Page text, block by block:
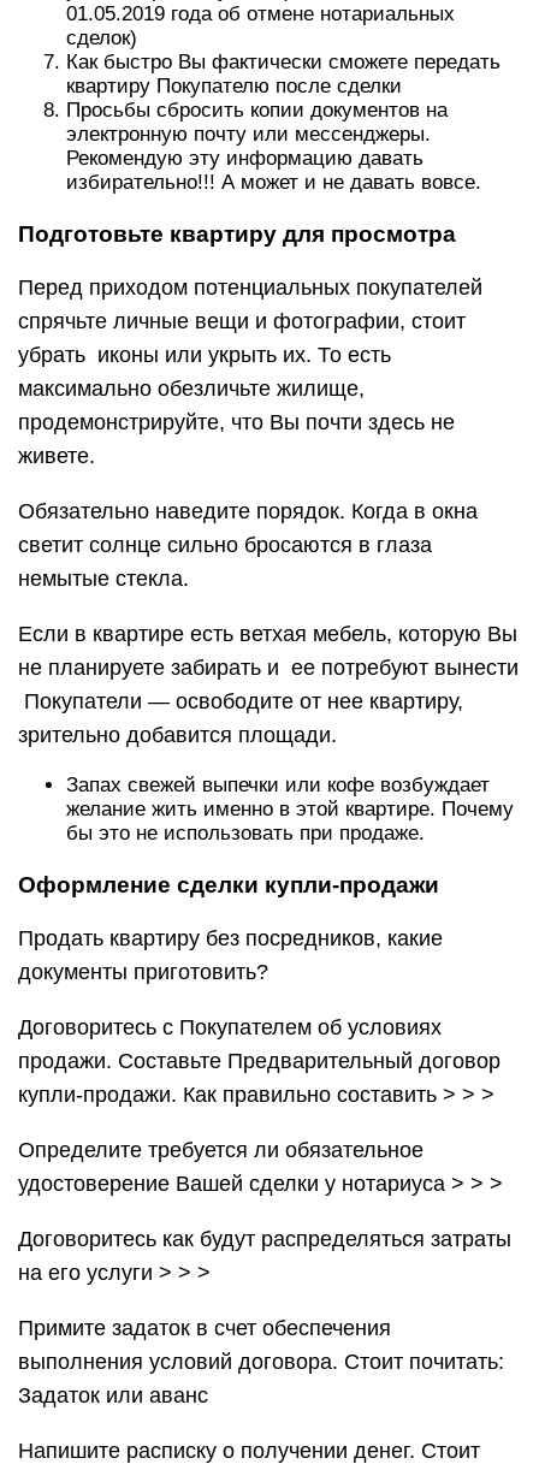
01.05.2019 года об отмене нотариальных
сделок)
Как быстро Вы фактически сможете передать
квартиру Покупателю после сделки
Просьбы сбросить копии документов на
электронную почту или мессенджеры.
Рекомендую эту информацию давать
избирательно!!! А может и не давать вовсе.
Подготовьте квартиру для просмотра
Перед приходом потенциальных покупателей
спрячьте личные вещи и фотографии, стоит
убрать иконы или укрыть их. То есть
максимально обезличьте жилище,
продемонстрируйте, что Вы почти здесь не
живете.
Обязательно наведите порядок. Когда в окна
светит солнце сильно бросаются в глаза
немытые стекла.
Если в квартире есть ветхая мебель, которую Вы
не планируете забирать и ее потребуют вынести
Покупатели — освободите от нее квартиру,
зрительно добавится площади.
Запах свежей выпечки или кофе возбуждает
желание жить именно в этой квартире. Почему
бы это не использовать при продаже.
Оформление сделки купли-продажи
Продать квартиру без посредников, какие
документы приготовить?
Договоритесь с Покупателем об условиях
продажи. Составьте Предварительный договор
купли-продажи. Как правильно составить > > >
Определите требуется ли обязательное
удостоверение Вашей сделки у нотариуса > > >
Договоритесь как будут распределяться затраты
на его услуги > > >
Примите задаток в счет обеспечения
выполнения условий договора. Стоит почитать:
Задаток или аванс
Напишите расписку о получении денег. Стоит